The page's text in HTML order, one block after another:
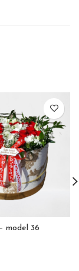
model 36